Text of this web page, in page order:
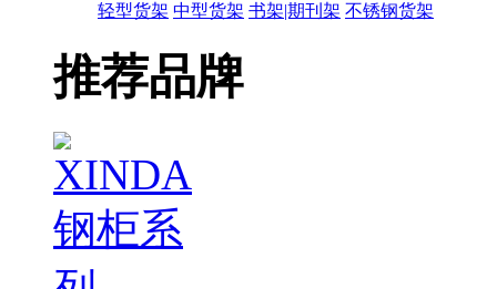
轻型货架 中型货架 书架|期刊架 不锈钢货架
推荐品牌